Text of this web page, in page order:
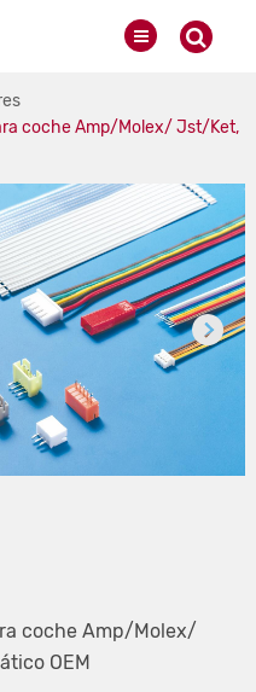
coche Amp/Molex/ Jst/Ket,
coche Amp/Molex/
OEM